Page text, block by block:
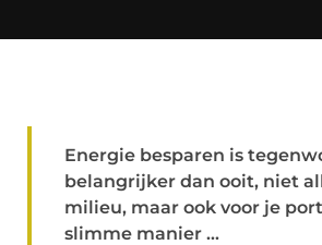
Energie besparen is
belangrijker dan ooit, niet
milieu, maar ook voor je
slimme manier ...